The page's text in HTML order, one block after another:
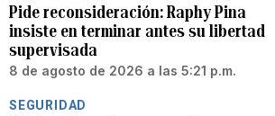
Pide reconsideración: Raphy Pina
insiste en terminar antes su libertad
supervisada
8 de agosto de 2026 a las 5:21 p.m.
SEGURIDAD